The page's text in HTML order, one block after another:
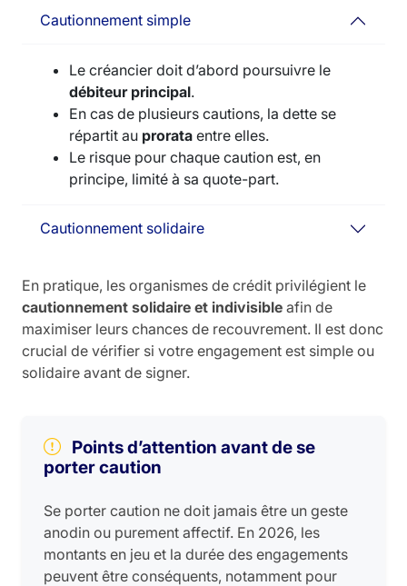
Cautionnement simple
Le créancier doit d’abord poursuivre le
débiteur principal.
En cas de plusieurs cautions, la dette se
répartit au prorata entre elles.
Le risque pour chaque caution est, en
principe, limité à sa quote-part.
Cautionnement solidaire
En pratique, les organismes de crédit privilégient le
cautionnement solidaire et indivisible afin de
maximiser leurs chances de recouvrement. Il est donc
crucial de vérifier si votre engagement est simple ou
solidaire avant de signer.
Points d’attention avant de se
porter caution
Se porter caution ne doit jamais être un geste
anodin ou purement affectif. En 2026, les
montants en jeu et la durée des engagements
peuvent être conséquents, notamment pour